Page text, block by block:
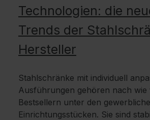
Technologien: die
Trends der
Hersteller
Stahlschränke mit individuell
Ausführungen gehören nach wie
Bestsellern unter den
Einrichtungsstücken. Sie sind